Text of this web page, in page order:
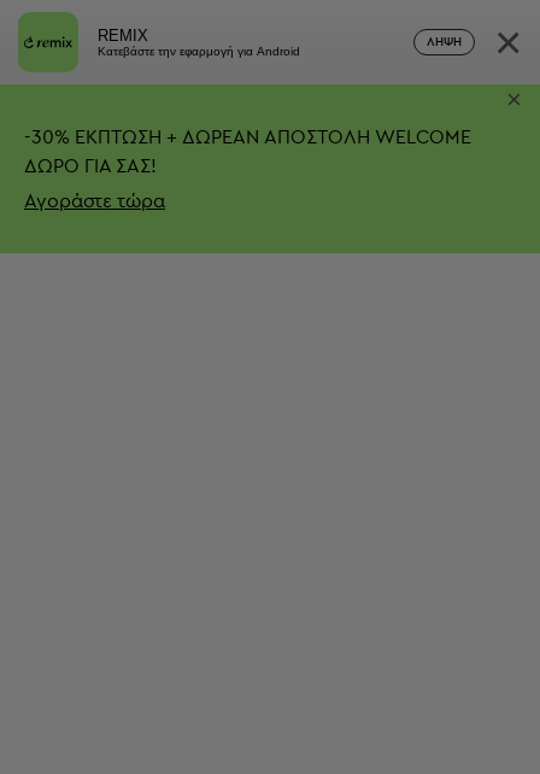
REMIX
Κατεβάστε την εφαρμογή για Android
ΛΉΨΗ ×
-30% ΕΚΠΤΩΣΗ + ΔΩΡΕΑΝ ΑΠΟΣΤΟΛΗ WELCOME
ΔΩΡΟ ΓΙΑ ΣΑΣ!
Αγοράστε τώρα
×